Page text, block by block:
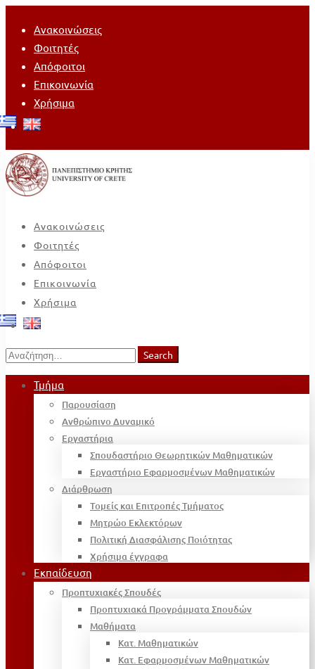
Ανακοινώσεις
Φοιτητές
Απόφοιτοι
Επικοινωνία
Χρήσιμα
Ανακοινώσεις
Φοιτητές
Απόφοιτοι
Επικοινωνία
Χρήσιμα
Search
for:
Search
Τμήμα
Παρουσίαση
Ανθρώπινο Δυναμικό
Εργαστήρια
Σπουδαστήριο Θεωρητικών Μαθηματικών
Εργαστήριο Εφαρμοσμένων Μαθηματικών
Διάρθρωση
Τομείς και Επιτροπές Τμήματος
Μητρώο Εκλεκτόρων
Πολιτική Διασφάλισης Ποιότητας
Χρήσιμα έγγραφα
Εκπαίδευση
Προπτυχιακές Σπουδές
Προπτυχιακά Προγράμματα Σπουδών
Μαθήματα
Κατ. Μαθηματικών
Κατ. Εφαρμοσμένων Μαθηματικών